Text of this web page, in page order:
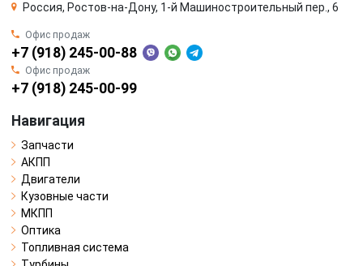
Россия, Ростов-на-Дону, 1-й Машиностроительный пер., 6
Офис продаж
+7 (918) 245-00-88
Офис продаж
+7 (918) 245-00-99
Навигация
Запчасти
АКПП
Двигатели
Кузовные части
МКПП
Оптика
Топливная система